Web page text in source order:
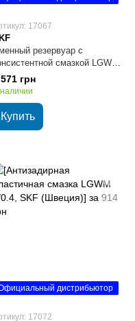
17067
резервуар с
смазкой LGWA
SKF
грн
Купить
дистрибьютор
17072